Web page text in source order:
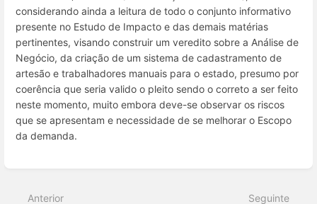
considerando ainda a leitura de todo o conjunto informativo
presente no Estudo de Impacto e das demais matérias
pertinentes, visando construir um veredito sobre a Análise de
Negócio, da criação de um sistema de cadastramento de
artesão e trabalhadores manuais para o estado, presumo por
coerência que seria valido o pleito sendo o correto a ser feito
neste momento, muito embora deve-se observar os riscos
que se apresentam e necessidade de se melhorar o Escopo
da demanda.
deAnterior Seguinte